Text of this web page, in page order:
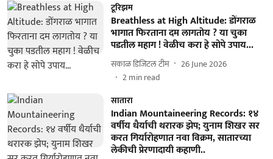
टूरिझम
Breathless at High Altitude: डोंगराळ
भागात फिरताना दम लागतोय ? या चुका
पडतील महाग ! वेळीच करा हे सोपे उपाय...
सकाळ डिजिटल टीम
26 June 2026
2min read
सातारा
Indian Mountaineering Records: १४
वर्षीय धैर्याची थरारक झेप; युनाम शिखर सर
करत गिर्यारोहणात नवा विक्रम, सातारच्या
लेकीची प्रेरणादायी कहाणी..